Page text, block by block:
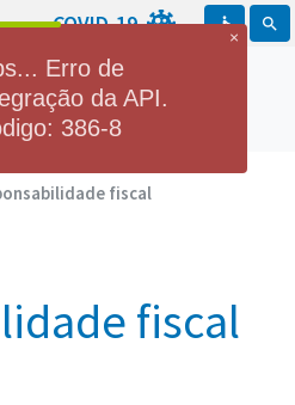
COVID-19 accessible search
de Saúde
do Agreste
fiscal
fiscal
×
Erro de
da API.
386-8